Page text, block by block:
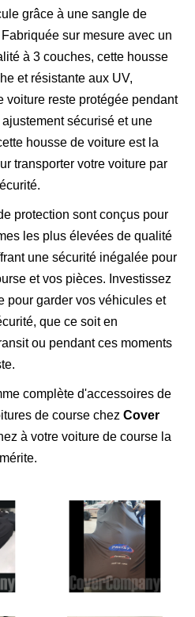
grâce à une sangle de
sur mesure avec un
à 3 couches, cette housse
et résistante aux UV,
voiture reste protégée pendant
ajustement sécurisé et une
housse de voiture est la
transporter votre voiture par
protection sont conçus pour
les plus élevées de qualité
une sécurité inégalée pour
et vos pièces. Investissez
pour garder vos véhicules et
que ce soit en
ou pendant ces moments
complète d'accessoires de
de course chez Cover
à votre voiture de course la